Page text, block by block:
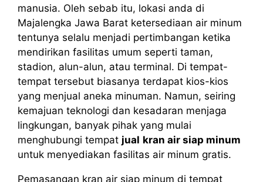
manusia. Oleh sebab itu, lokasi anda di
Majalengka Jawa Barat ketersediaan air minum
tentunya selalu menjadi pertimbangan ketika
mendirikan fasilitas umum seperti taman,
stadion, alun-alun, atau terminal. Di tempat-
tempat tersebut biasanya terdapat kios-kios
yang menjual aneka minuman. Namun, seiring
kemajuan teknologi dan kesadaran menjaga
lingkungan, banyak pihak yang mulai
menghubungi tempat jual kran air siap minum
untuk menyediakan fasilitas air minum gratis.
Pemasangan kran air siap minum di tempat